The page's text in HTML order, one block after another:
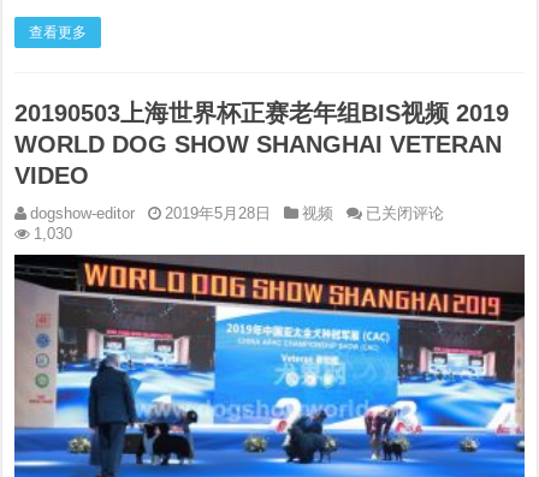
查看更多
20190503上海世界杯正赛老年组BIS视频 2019
WORLD DOG SHOW SHANGHAI VETERAN
VIDEO
dogshow-editor 2019年5月28日 视频
20190503
海
界
杯
正
赛
老
年
组
BIS
视
已关闭评论
1,030